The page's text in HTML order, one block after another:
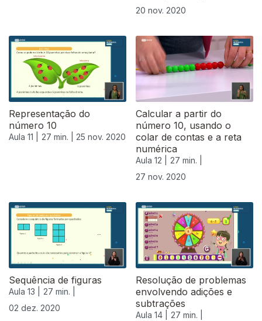
20 nov. 2020
Representação do
número 10
Aula 11 | 27 min. | 25 nov. 2020
Calcular a partir do
número 10, usando o
colar de contas e a reta
numérica
Aula 12 |
27 min. |
27 nov. 2020
508697
Sequência de figuras
Aula 13 |
27 min. |
02 dez. 2020
Resolução de problemas
envolvendo adições e
subtrações
Aula 14 |
27 min. |